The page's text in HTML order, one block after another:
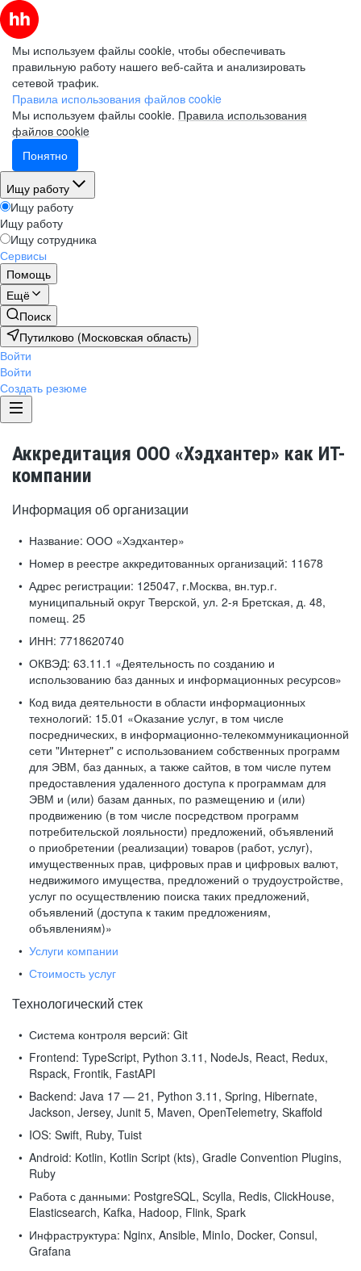
Мы используем файлы cookie, чтобы обеспечивать
правильную работу нашего веб-сайта и анализировать
сетевой трафик.
Правила использования файлов cookie
Мы используем файлы cookie. Правила использования
файлов cookie
Понятно
Ищу работу
Ищу работу
Ищу работу
Ищу сотрудника
Сервисы
Помощь
Ещё
Поиск
Путилково (Московская область)
Войти
Войти
Создать резюме
Аккредитация ООО «Хэдхантер» как ИТ-
компании
Информация об организации
Название: ООО «Хэдхантер»
Номер в реестре аккредитованных организаций: 11678
Адрес регистрации: 125047, г.Москва, вн.тур.г.
муниципальный округ Тверской, ул. 2-я Бретская, д. 48,
помещ. 25
ИНН: 7718620740
ОКВЭД: 63.11.1 «Деятельность по созданию и
использованию баз данных и информационных ресурсов»
Код вида деятельности в области информационных
технологий: 15.01 «Оказание услуг, в том числе
посреднических, в информационно-телекоммуникационной
сети "Интернет" с использованием собственных программ
для ЭВМ, баз данных, а также сайтов, в том числе путем
предоставления удаленного доступа к программам для
ЭВМ и (или) базам данных, по размещению и (или)
продвижению (в том числе посредством программ
потребительской лояльности) предложений, объявлений
о приобретении (реализации) товаров (работ, услуг),
имущественных прав, цифровых прав и цифровых валют,
недвижимого имущества, предложений о трудоустройстве,
услуг по осуществлению поиска таких предложений,
объявлений (доступа к таким предложениям,
объявлениям)»
Услуги компании
Стоимость услуг
Технологический стек
Система контроля версий: Git
Frontend: TypeScript, Python 3.11, NodeJs, React, Redux,
Rspack, Frontik, FastAPI
Backend: Java 17 — 21, Python 3.11, Spring, Hibernate,
Jackson, Jersey, Junit 5, Maven, OpenTelemetry, Skaffold
IOS: Swift, Ruby, Tuist
Android: Kotlin, Kotlin Script (kts), Gradle Convention Plugins,
Ruby
Работа с данными: PostgreSQL, Scylla, Redis, ClickHouse,
Elasticsearch, Kafka, Hadoop, Flink, Spark
Инфраструктура: Nginx, Ansible, MinIo, Docker, Consul,
Grafana